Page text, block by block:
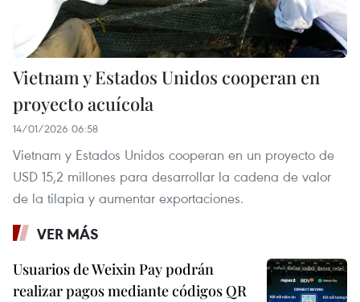
Vietnam y Estados Unidos cooperan en
proyecto acuícola
14/01/2026 06:58
Vietnam y Estados Unidos cooperan en un proyecto de
USD 15,2 millones para desarrollar la cadena de valor
de la tilapia y aumentar exportaciones.
VER MÁS
Usuarios de Weixin Pay podrán
realizar pagos mediante códigos QR